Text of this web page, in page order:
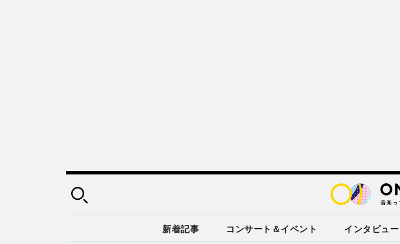
新着記事 コンサート＆イベント インタビュー